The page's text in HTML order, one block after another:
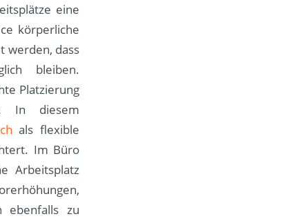
eine
körperliche
werden, dass
bleiben.
Platzierung
In diesem
als flexible
Im Büro
Arbeitsplatz
ebenfalls zu